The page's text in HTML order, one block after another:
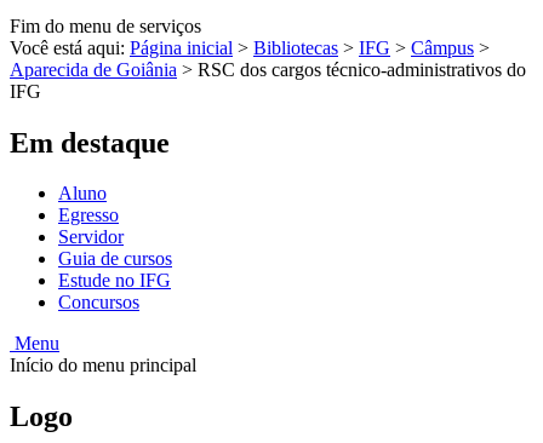
Fim do menu de serviços
Você está aqui: Página inicial > Bibliotecas > IFG > Câmpus >
Aparecida de Goiânia > RSC dos cargos técnico-administrativos do
IFG
Em destaque
Aluno
Egresso
Servidor
Guia de cursos
Estude no IFG
Concursos
Menu
Início do menu principal
Logo